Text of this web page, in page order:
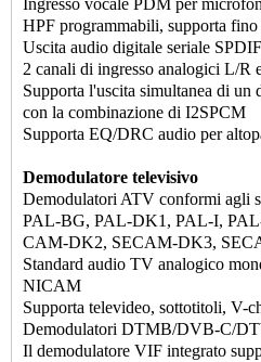
Ingresso vocale PDM per
HPF programmabili, supporta
Uscita audio digitale seriale
2 canali di ingresso analogici L/R
Supporta l'uscita simultanea di un
con la combinazione di I2SPCM
Supporta EQ/DRC audio per
Demodulatore televisivo
Demodulatori ATV conformi agli
PAL-BG, PAL-DK1, PAL-I,
CAM-DK2, SECAM-DK3,
Standard audio TV analogico
NICAM
Supporta televideo, sottotitoli, V-
Demodulatori DTMB/DVB-C/
Il demodulatore VIF integrato